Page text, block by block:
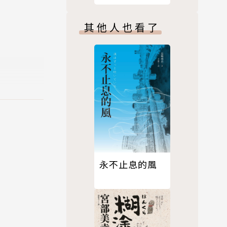
其他人也看了
永不止息的風